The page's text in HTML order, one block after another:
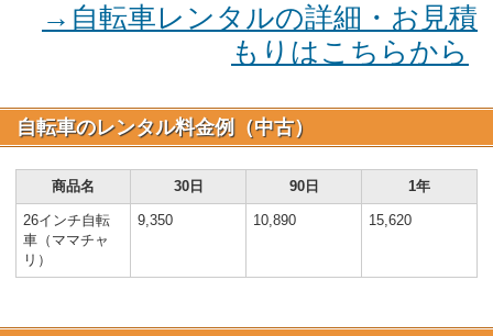
→自転車レンタルの詳細・お見積
もりはこちらから
自転車のレンタル料金例（中古）
商品名 30日 90日 1年
26インチ自転
車（ママチャ
リ）
9,350 10,890 15,620